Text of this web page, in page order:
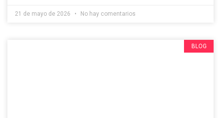
21 de mayo de 2026 No hay comentarios
BLOG